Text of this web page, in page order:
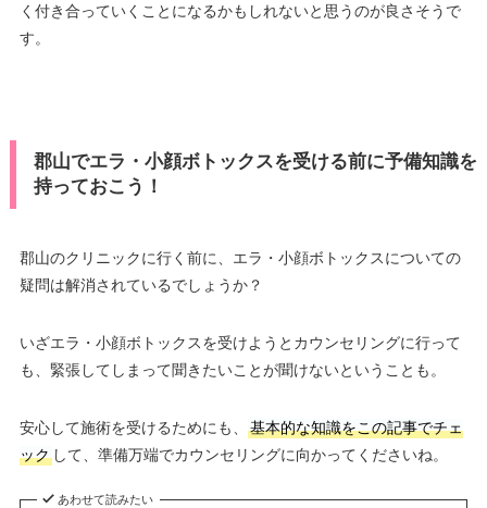
く付き合っていくことになるかもしれないと思うのが良さそうで
す。
郡山でエラ・小顔ボトックスを受ける前に予備知識を
持っておこう！
郡山のクリニックに行く前に、エラ・小顔ボトックスについての
疑問は解消されているでしょうか？
いざエラ・小顔ボトックスを受けようとカウンセリングに行って
も、緊張してしまって聞きたいことが聞けないということも。
安心して施術を受けるためにも、
基本的な知識をこの記事でチェ
ックして、準備万端でカウンセリングに向かってくださいね。
あわせて読みたい